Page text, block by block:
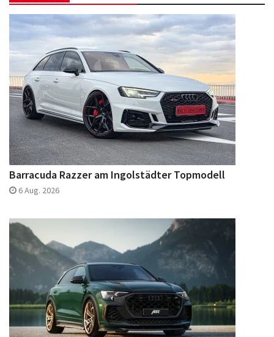
Barracuda Razzer am Ingolstädter Topmodell
6 Aug. 2026